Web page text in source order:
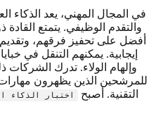
في المجال المهني، يعد الذكاء
والتقدم الوظيفي. يتمتع القادة
أفضل على تحفيز فرقهم،
إيجابية. يمكنهم التنقل في
وإلهام الولاء. تدرك الشركات
للمرشحين الذين يظهرون
التقنية. أصبح
اختبار الذكاء